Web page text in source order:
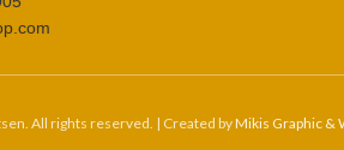
All rights reserved. | Created byMikis Graphic &